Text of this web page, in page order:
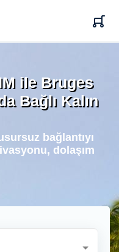
ile Bruges
Bağlı Kalın
bağlantıyı
dolaşım